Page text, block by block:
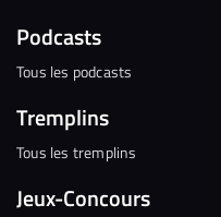
Podcasts
Tous les podcasts
Tremplins
Tous les tremplins
Jeux-Concours